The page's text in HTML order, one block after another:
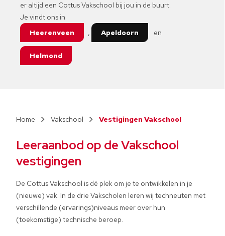
er altijd een Cottus Vakschool bij jou in de buurt.
Je vindt ons in
Heerenveen
, Apeldoorn en
Helmond
Vakschool Vestigingen Vakschool
Leeraanbod op de Vakschool
vestigingen
De Cottus Vakschool is dé plek om je te ontwikkelen in je
(nieuwe) vak. In de drie Vakscholen leren wij techneuten met
verschillende (ervarings)niveaus meer over hun
(toekomstige) technische beroep.